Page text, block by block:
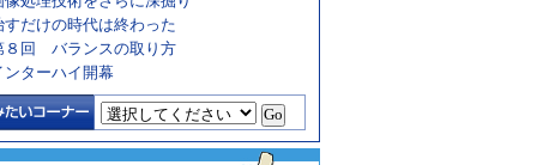
すだけの時代は終わった
８回 バランスの取り方
ンターハイ開幕